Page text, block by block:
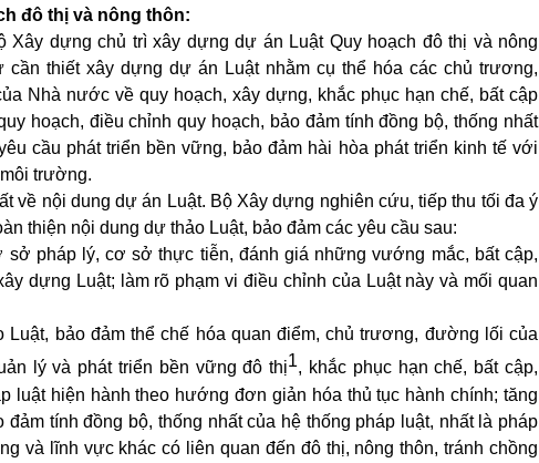
đô thị và nông thôn:
Xây dựng chủ trì xây dựng dự án Luật Quy hoạch đô thị và nông
cần thiết xây dựng dự án Luật nhằm cụ thể hóa các chủ trương,
Nhà nước về quy hoạch, xây dựng, khắc phục hạn chế, bất cập
hoạch, điều chỉnh quy hoạch, bảo đảm tính đồng bộ, thống nhất
cầu phát triển bền vững, bảo đảm hài hòa phát triển kinh tế với
trường.
về nội dung dự án Luật. Bộ Xây dựng nghiên cứu, tiếp thu tối đa ý
thiện nội dung dự thảo Luật, bảo đảm các yêu cầu sau:
sở pháp lý, cơ sở thực tiễn, đánh giá những vướng mắc, bất cập,
dựng Luật; làm rõ phạm vi điều chỉnh của Luật này và mối quan
Luật, bảo đảm thể chế hóa quan điểm, chủ trương, đường lối của
lý và phát triển bền vững đô thị1, khắc phục hạn chế, bất cập,
luật hiện hành theo hướng đơn giản hóa thủ tục hành chính; tăng
tính đồng bộ, thống nhất của hệ thống pháp luật, nhất là pháp
và lĩnh vực khác có liên quan đến đô thị, nông thôn, tránh chồng